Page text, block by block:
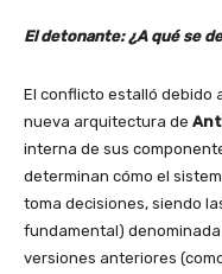
El detonante: ¿A qué se
El conflicto estalló debido
nueva arquitectura de
interna de sus
determinan cómo el
toma decisiones, siendo
fundamental) denominada
versiones anteriores